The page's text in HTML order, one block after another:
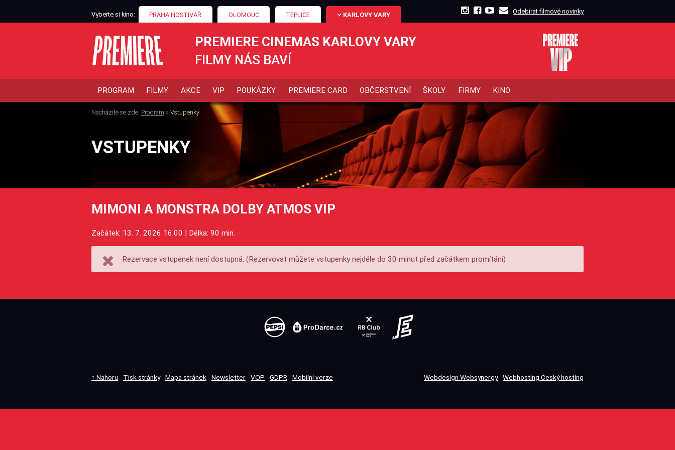
Vyberte si kino: PRAHA HOSTIVAŘ OLOMOUC TEPLICE KARLOVY VARY Odebírat filmové novinky
PREMIERE CINEMAS KARLOVY VARY
FILMY NÁS BAVÍ
PROGRAM FILMY AKCE VIP POUKÁZKY PREMIERE CARD OBČERSTVENÍ ŠKOLY FIRMY KINO
Nacházíte se zde: Program » Vstupenky
VSTUPENKY
MIMONI A MONSTRA DOLBY ATMOS VIP
Začátek: 13. 7. 2026 16:00 | Délka: 90 min.
Rezervace vstupenek není dostupná. (Rezervovat můžete vstupenky nejdéle do 30 minut před začátkem promítání)
↑ Nahoru Tisk stránky Mapa stránek Newsletter VOP GDPR Mobilní verze Webdesign Websynergy Webhosting Český hosting